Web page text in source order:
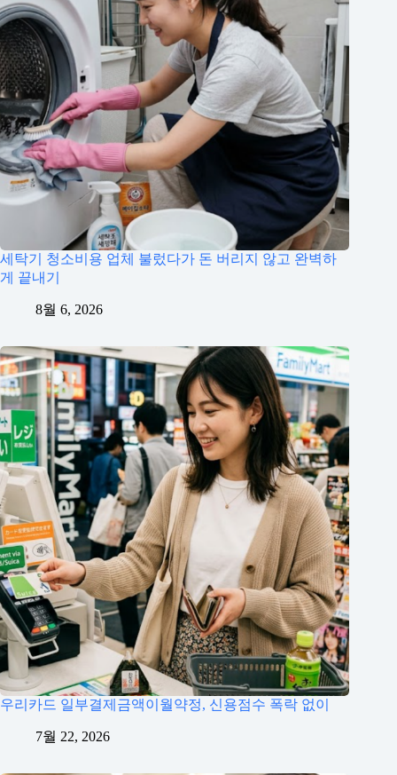
세탁기 청소비용 업체 불렀다가 돈 버리지 않고 완벽하
게 끝내기
8월 6, 2026
우리카드 일부결제금액이월약정, 신용점수 폭락 없이
7월 22, 2026